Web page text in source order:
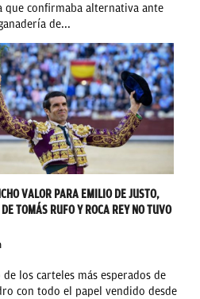
que confirmaba alternativa ante
de...
VALOR PARA EMILIO DE JUSTO,
TOMÁS RUFO Y ROCA REY NO TUVO
de los carteles más esperados de
con todo el papel vendido desde